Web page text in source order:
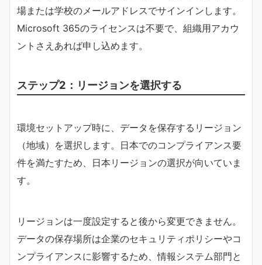
場または学校のメールアドレスでサインインします。
Microsoft 365のライセンスは不要で、組織用アカウ
ントさえあれば申し込めます。
ステップ2：リージョンを選択する
環境セットアップ時に、データを保存するリージョン
（地域）を選択します。日本でのコンプライアンス要
件を満たすため、日本リージョンの選択が向いていま
す。
リージョンは一度設定すると後から変更できません。
データの保存場所は企業のセキュリティポリシーやコ
ンプライアンスに影響するため、情報システム部門と